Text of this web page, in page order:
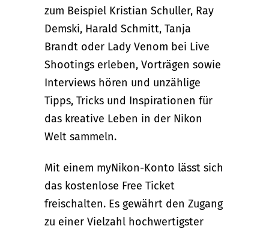
zum Beispiel Kristian Schuller, Ray
Demski, Harald Schmitt, Tanja
Brandt oder Lady Venom bei Live
Shootings erleben, Vorträgen sowie
Interviews hören und unzählige
Tipps, Tricks und Inspirationen für
das kreative Leben in der Nikon
Welt sammeln.
Mit einem myNikon-Konto lässt sich
das kostenlose Free Ticket
freischalten. Es gewährt den Zugang
zu einer Vielzahl hochwertigster